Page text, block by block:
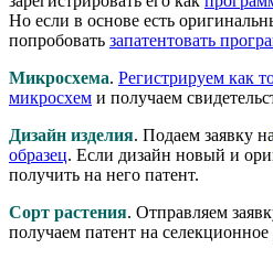
Но если в основе есть
попробовать запатентовать
Микросхема. Регистрируем как
микросхем и получаем
Дизайн изделия. Подаем заявку на
образец. Если дизайн новый и
получить на него патент.
Сорт растения. Отправляем
получаем патент на